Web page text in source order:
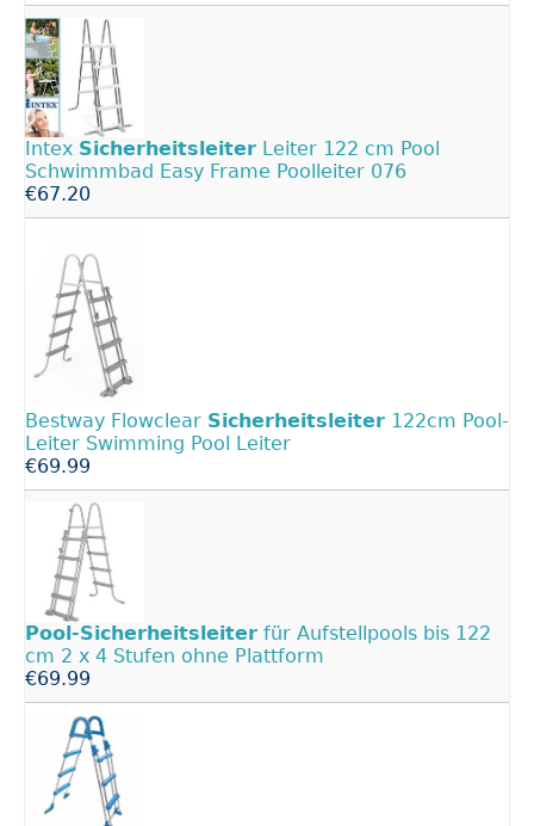
Intex Sicherheitsleiter Leiter 122 cm Pool
Schwimmbad Easy Frame Poolleiter 076
€67.20
Bestway Flowclear Sicherheitsleiter 122cm Pool-
Leiter Swimming Pool Leiter
€69.99
Pool-Sicherheitsleiter für Aufstellpools bis 122
cm 2 x 4 Stufen ohne Plattform
€69.99